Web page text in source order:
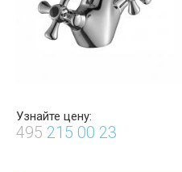
Узнайте цену:
495 215 00 23